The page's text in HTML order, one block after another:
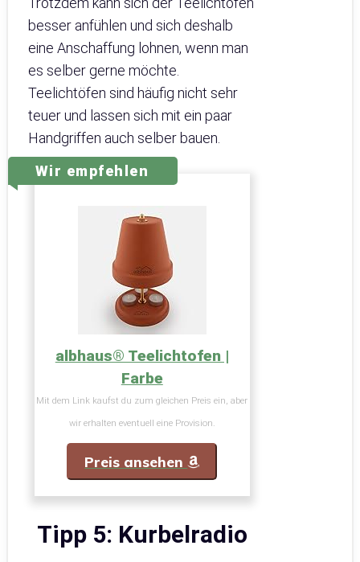
besser anfühlen und sich deshalb
eine Anschaffung lohnen, wenn man
es selber gerne möchte.
Teelichtöfen sind häufig nicht sehr
teuer und lassen sich mit ein paar
Handgriffen auch selber bauen.
Wir empfehlen
albhaus® Teelichtofen |
Farbe
Mit dem Link kaufst du zum gleichen Preis ein, aber
wir erhalten eventuell eine Provision.
Preis ansehen
Tipp 5: Kurbelradio